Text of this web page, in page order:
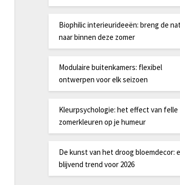
Biophilic interieurideeën: breng de
naar binnen deze zomer
Modulaire buitenkamers: flexibel
ontwerpen voor elk seizoen
Kleurpsychologie: het effect van felle
zomerkleuren op je humeur
De kunst van het droog bloemdecor:
blijvend trend voor 2026